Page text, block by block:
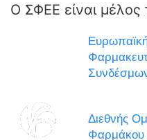
Ο ΣΦΕΕ είναι μέλος
Διεθνής
Φαρμάκου